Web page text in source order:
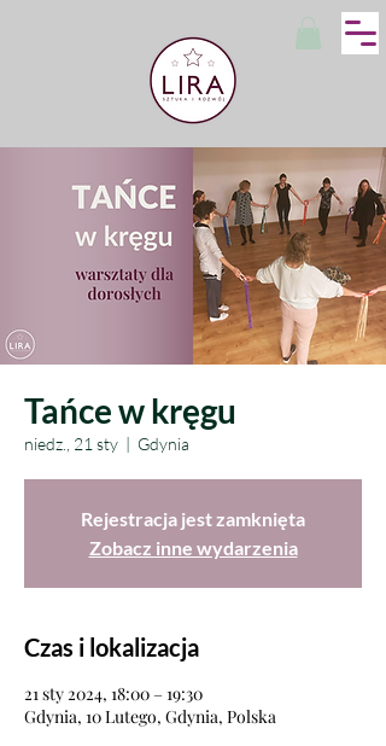
Tańce w kręgu
niedz., 21 sty
  |
Gdynia
Rejestracja jest zamknięta
Zobacz inne wydarzenia
Czas i lokalizacja
21 sty 2024, 18:00 – 19:30
Gdynia, 10 Lutego, Gdynia, Polska